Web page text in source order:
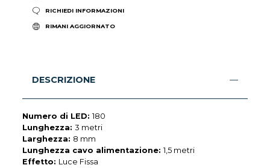
RICHIEDI INFORMAZIONI
RIMANI AGGIORNATO
DESCRIZIONE
Numero di LED:180
Lunghezza:3 metri
Larghezza: 8 mm
Lunghezza cavo alimentazione:1,5 metri
Effetto: Luce Fissa